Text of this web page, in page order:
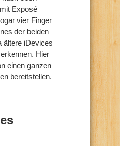
Exposé
vier Finger
der beiden
ältere iDevices
Hier
einen ganzen
bereitstellen.